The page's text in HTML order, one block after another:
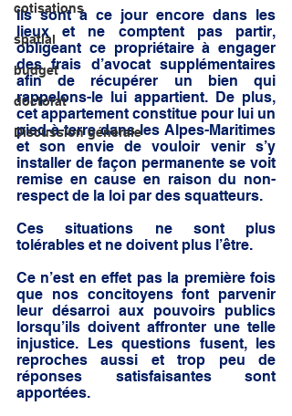
cotisations
spatial
budget
doctorat
Discussion générale
Ils sont à ce jour encore dans les
lieux et ne comptent pas partir,
obligeant ce propriétaire à engager
des frais d’avocat supplémentaires
afin de récupérer un bien qui
rappelons-le lui appartient. De plus,
cet appartement constitue pour lui un
pied-à-terre dans les Alpes-Maritimes
et son envie de vouloir venir s’y
installer de façon permanente se voit
remise en cause en raison du non-
respect de la loi par des squatteurs.
Ces situations ne sont plus
tolérables et ne doivent plus l’être.
Ce n’est en effet pas la première fois
que nos concitoyens font parvenir
leur désarroi aux pouvoirs publics
lorsqu’ils doivent affronter une telle
injustice. Les questions fusent, les
reproches aussi et trop peu de
réponses satisfaisantes sont
apportées.